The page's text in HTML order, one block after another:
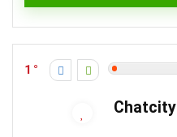
1
Chatcity